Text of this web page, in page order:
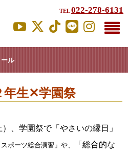
TEL022-278-6131
ル
年生✕学園祭
、学園祭で「やさいの縁日」
スポーツ総合演習」や、
「総合的な